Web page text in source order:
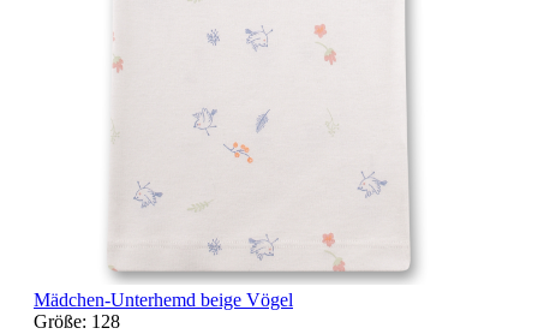
Mädchen-Unterhemd beige Vögel
Größe: 128